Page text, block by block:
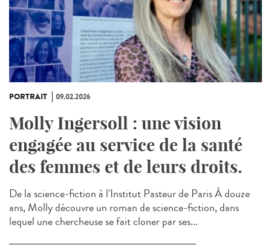
PORTRAIT 09.02.2026
Molly Ingersoll : une vision
engagée au service de la santé
des femmes et de leurs droits.
De la science-fiction à l'Institut Pasteur de Paris À douze
ans, Molly découvre un roman de science-fiction, dans
lequel une chercheuse se fait cloner par ses...